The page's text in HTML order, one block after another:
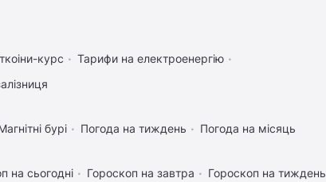
курс
Тарифи на електроенергію
бурі Погода на тиждень Погода на місяць
на сьогодні Гороскоп на завтра
Гороскоп на тиждень